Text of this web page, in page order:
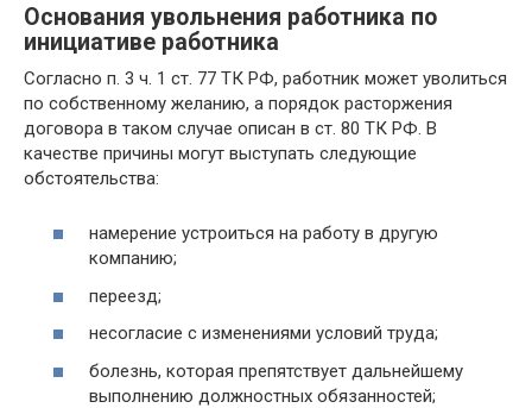
Основания увольнения работника по
инициативе работника
Согласно п. 3 ч. 1 ст. 77 ТК РФ, работник может уволиться
по собственному желанию, а порядок расторжения
договора в таком случае описан в ст. 80 ТК РФ. В
качестве причины могут выступать следующие
обстоятельства:
намерение устроиться на работу в другую
компанию;
переезд;
несогласие с изменениями условий труда;
болезнь, которая препятствует дальнейшему
выполнению должностных обязанностей;